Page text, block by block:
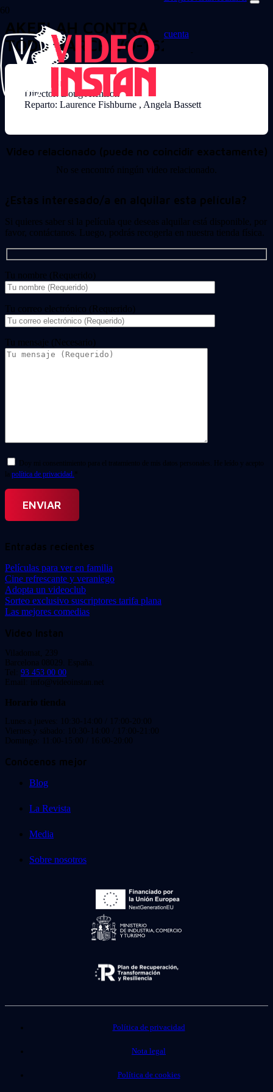
cuenta
AKEELAH CONTRA
TODOS(ARCHIVO-16290)
Director: Doug Atchison
Reparto: Laurence Fishburne , Angela Bassett
Video relacionado (puede no coincidir exactamente)
No se encontró ningún video relacionado.
¿Estas interesado/a en alquilar esta película?
Si quieres saber si la película que deseas alquilar está disponible, por
favor, contáctanos. Luego, podrás recogerla en nuestra tienda física.
Tu nombre (Requerido)
Tu correo electrónico (Requerido)
Tu mensaje (Necesario)
Doy mi consentimiento para el tratamiento de mis datos personales. He leído y acepto
la política de privacidad. *
Entradas recientes
Películas para ver en familia
Cine refrescante y veraniego
Adopta un videoclub
Sorteo exclusivo suscriptores tarifa plana
Las mejores comedias
Video Instan
Viladomat, 239
Barcelona 08029. España.
Tel: 93 453 00 00
Email: info@videoinstan.net
Horario tienda
Lunes a jueves: 10:30-14:00 / 17:00-20:00
Viernes y sábado: 10:30-14:00 / 17:00-21:00
Domingo: 11:00-15:00 / 16:00-20:00
Conócenos mejor
Blog
La Revista
Media
Sobre nosotros
Política de privacidad
Nota legal
Política de cookies